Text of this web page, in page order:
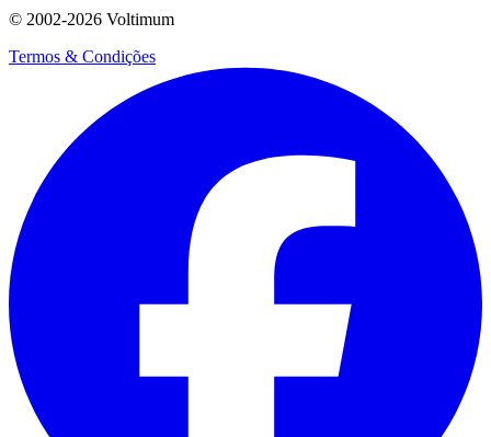
© 2002-2026 Voltimum
Termos & Condições